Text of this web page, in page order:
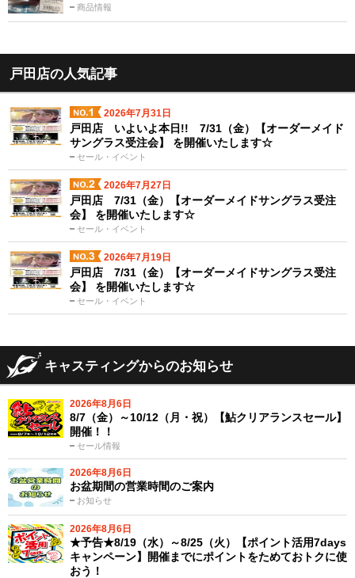
商品情報
戸田店の人気記事
2026年7月31日
セール・イベント
戸田店 いよいよ本日!! 7/31（金）【オーダーメイド
サングラス受注会】 を開催いたします☆
2026年7月27日
セール・イベント
戸田店 7/31（金）【オーダーメイドサングラス受注
会】 を開催いたします☆
2026年7月19日
セール・イベント
戸田店 7/31（金）【オーダーメイドサングラス受注
会】 を開催いたします☆
キャスティングからのお知らせ
2026年8月6日
セール情報
8/7（金）～10/12（月・祝）【鮎クリアランスセール】
開催！！
2026年8月6日
お知らせ
お盆期間の営業時間のご案内
2026年8月6日
★予告★8/19（水）～8/25（火）【ポイント活用7days
キャンペーン】開催までにポイントをためておトクに使
おう！